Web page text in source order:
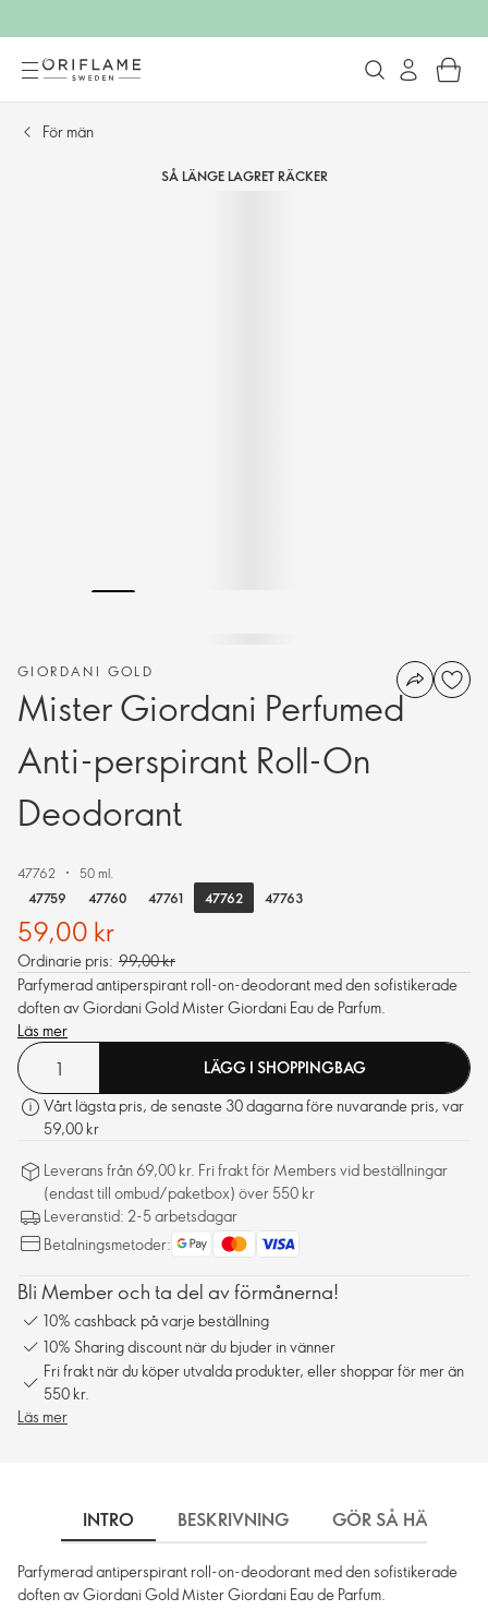
För män
SÅ LÄNGE LAGRET RÄCKER
GIORDANI GOLD
Mister Giordani Perfumed
Anti-perspirant Roll-On
Deodorant
47762
50 ml.
47759
47760 47761 47762 47763
59,00 kr
Ordinarie pris: 99,00 kr
Parfymerad antiperspirant roll-on-deodorant med den sofistikerade
doften av Giordani Gold Mister Giordani Eau de Parfum.
Läs mer
LÄGG I SHOPPINGBAG
Vårt lägsta pris, de senaste 30 dagarna före nuvarande pris, var
59,00 kr
Leverans från 69,00 kr. Fri frakt för Members vid beställningar
(endast till ombud/paketbox) över 550 kr
Leveranstid: 2-5 arbetsdagar
Betalningsmetoder:
Bli Member och ta del av förmånerna!
10% cashback på varje beställning
10% Sharing discount när du bjuder in vänner
Fri frakt när du köper utvalda produkter, eller shoppar för mer än
550 kr.
Läs mer
INTRO BESKRIVNING GÖR SÅ HÄR
Parfymerad antiperspirant roll-on-deodorant med den sofistikerade
doften av Giordani Gold Mister Giordani Eau de Parfum.